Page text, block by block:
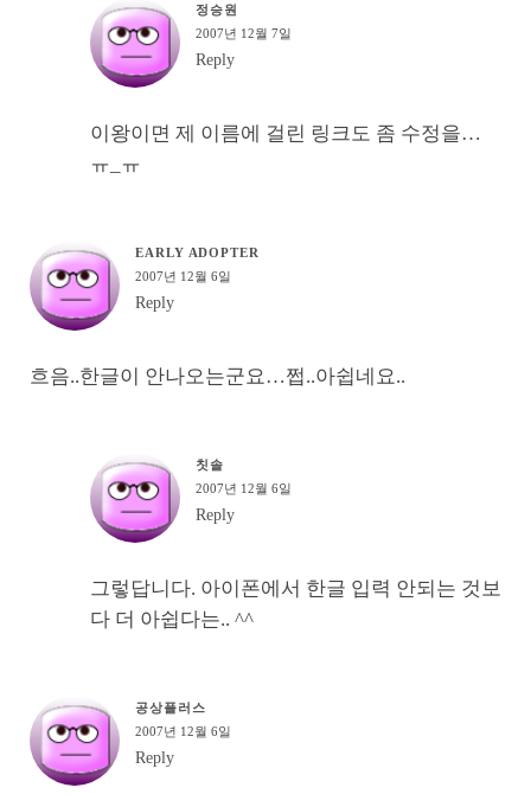
정승원
2007년 12월 7일
Reply
이왕이면 제 이름에 걸린 링크도 좀 수정을…
ㅠ_ㅠ
EARLY ADOPTER
2007년 12월 6일
Reply
흐음..한글이 안나오는군요…쩝..아쉽네요..
칫솔
2007년 12월 6일
Reply
그렇답니다. 아이폰에서 한글 입력 안되는 것보
다 더 아쉽다는.. ^^
공상플러스
2007년 12월 6일
Reply